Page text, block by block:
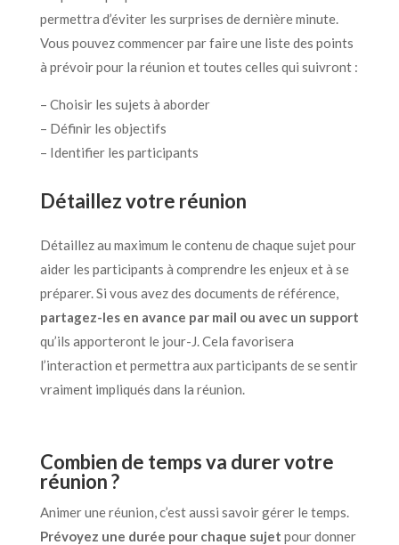
permettra d’éviter les surprises de dernière minute.
Vous pouvez commencer par faire une liste des points
à prévoir pour la réunion et toutes celles qui suivront :
– Choisir les sujets à aborder
– Définir les objectifs
– Identifier les participants
Détaillez votre réunion
Détaillez au maximum le contenu de chaque sujet pour
aider les participants à comprendre les enjeux et à se
préparer. Si vous avez des documents de référence,
partagez-les en avance par mail ou avec un support
qu’ils apporteront le jour-J. Cela favorisera
l’interaction et permettra aux participants de se sentir
vraiment impliqués dans la réunion.
Combien de temps va durer votre
réunion ?
Animer une réunion, c’est aussi savoir gérer le temps.
Prévoyez une durée pour chaque sujet pour donner